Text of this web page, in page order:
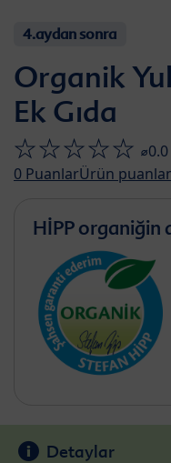
4.aydan sonra
Organik
Ek Gıda
⌀0.0
0 PuanlarÜrün
HİPP organiğin
Detaylar